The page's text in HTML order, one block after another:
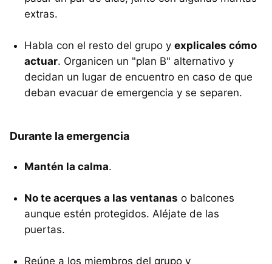
extras.
Habla con el resto del grupo y explicales cómo
actuar. Organicen un "plan B" alternativo y
decidan un lugar de encuentro en caso de que
deban evacuar de emergencia y se separen.
Durante la emergencia
Mantén la calma.
No te acerques a las ventanas o balcones
aunque estén protegidos. Aléjate de las
puertas.
Reúne a los miembros del grupo y